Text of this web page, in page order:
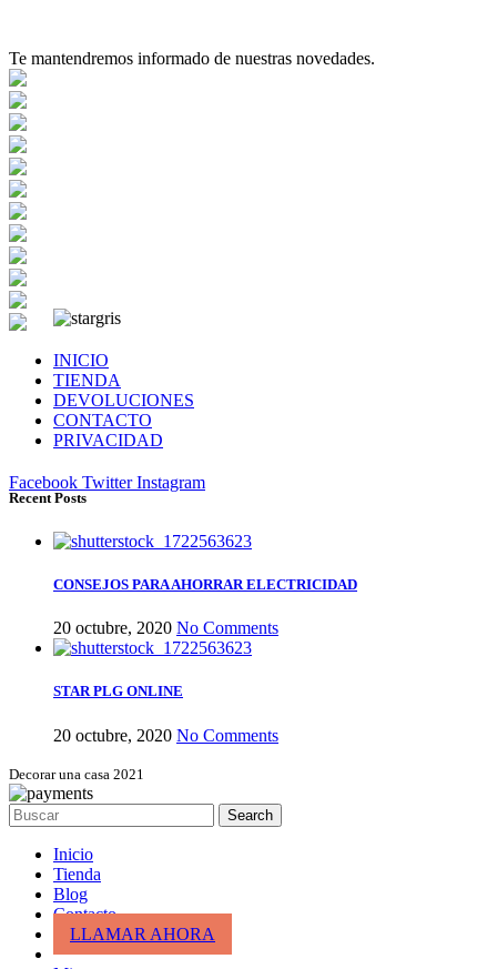
Te mantendremos informado de nuestras novedades.
INICIO
TIENDA
DEVOLUCIONES
CONTACTO
PRIVACIDAD
Facebook Twitter Instagram
Recent Posts
CONSEJOS PARA AHORRAR ELECTRICIDAD
20 octubre, 2020 No Comments
STAR PLG ONLINE
20 octubre, 2020 No Comments
Decorar una casa 2021
Search
Inicio
Tienda
Blog
Contacto
LLAMAR AHORA